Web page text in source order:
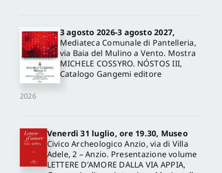
2026
3 agosto 2026-3 agosto 2027,
Mediateca Comunale di Pantelleria,
via Baia del Mulino a Vento. Mostra
MICHELE COSSYRO. NÓSTOS III,
Catalogo Gangemi editore
Venerdì 31 luglio, ore 19.30, Museo
Civico Archeologico Anzio, via di Villa
Adele, 2 – Anzio. Presentazione volume
LETTERE D’AMORE DALLA VIA APPIA,